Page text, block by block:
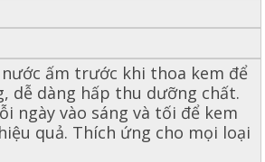
nước ấm trước khi thoa kem để
dễ dàng hấp thu dưỡng chất.
ngày vào sáng và tối để kem
quả. Thích ứng cho mọi loại